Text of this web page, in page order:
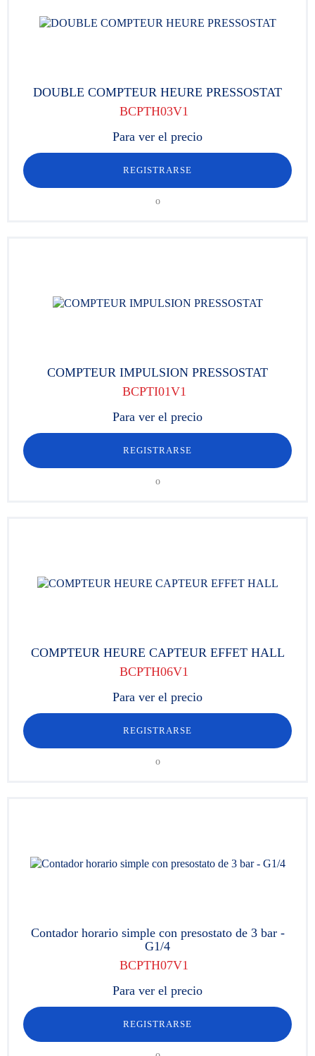
DOUBLE COMPTEUR HEURE PRESSOSTAT
BCPTH03V1
Para ver el precio
REGISTRARSE
o
COMPTEUR IMPULSION PRESSOSTAT
BCPTI01V1
Para ver el precio
REGISTRARSE
o
COMPTEUR HEURE CAPTEUR EFFET HALL
BCPTH06V1
Para ver el precio
REGISTRARSE
o
Contador horario simple con presostato de 3 bar -
G1/4
BCPTH07V1
Para ver el precio
REGISTRARSE